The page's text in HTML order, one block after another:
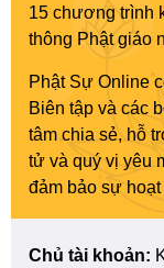
15 chương trình
thông Phật giáo
Phật Sự Online
Biên tập và các
tâm chia sẻ, hỗ
tử và quý vị yêu
đảm bảo sự
Chủ tài khoản: